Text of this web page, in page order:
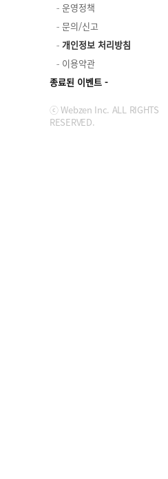
운영정책
문의/신고
개인정보 처리방침
이용약관
종료된 이벤트
ⓒ Webzen Inc. ALL RIGHTS
RESERVED.